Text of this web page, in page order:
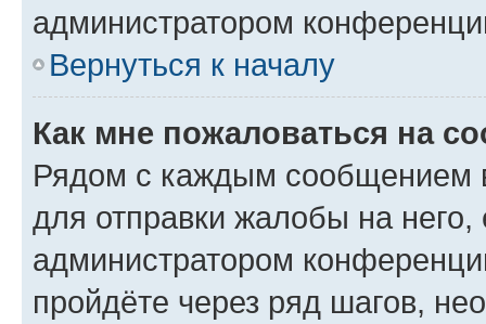
администратором
Вернуться к началу
Как мне пожаловаться на
Рядом с каждым сообщением
для отправки жалобы на
администратором
пройдёте через ряд шагов,